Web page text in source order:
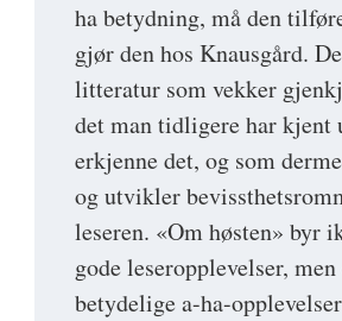
ha betydning, må den
gjør den hos Knausgård.
litteratur som vekker
det man tidligere har kjent
erkjenne det, og som
og utvikler
leseren. «Om høsten» byr
gode leseropplevelser, men
betydelige a-ha-